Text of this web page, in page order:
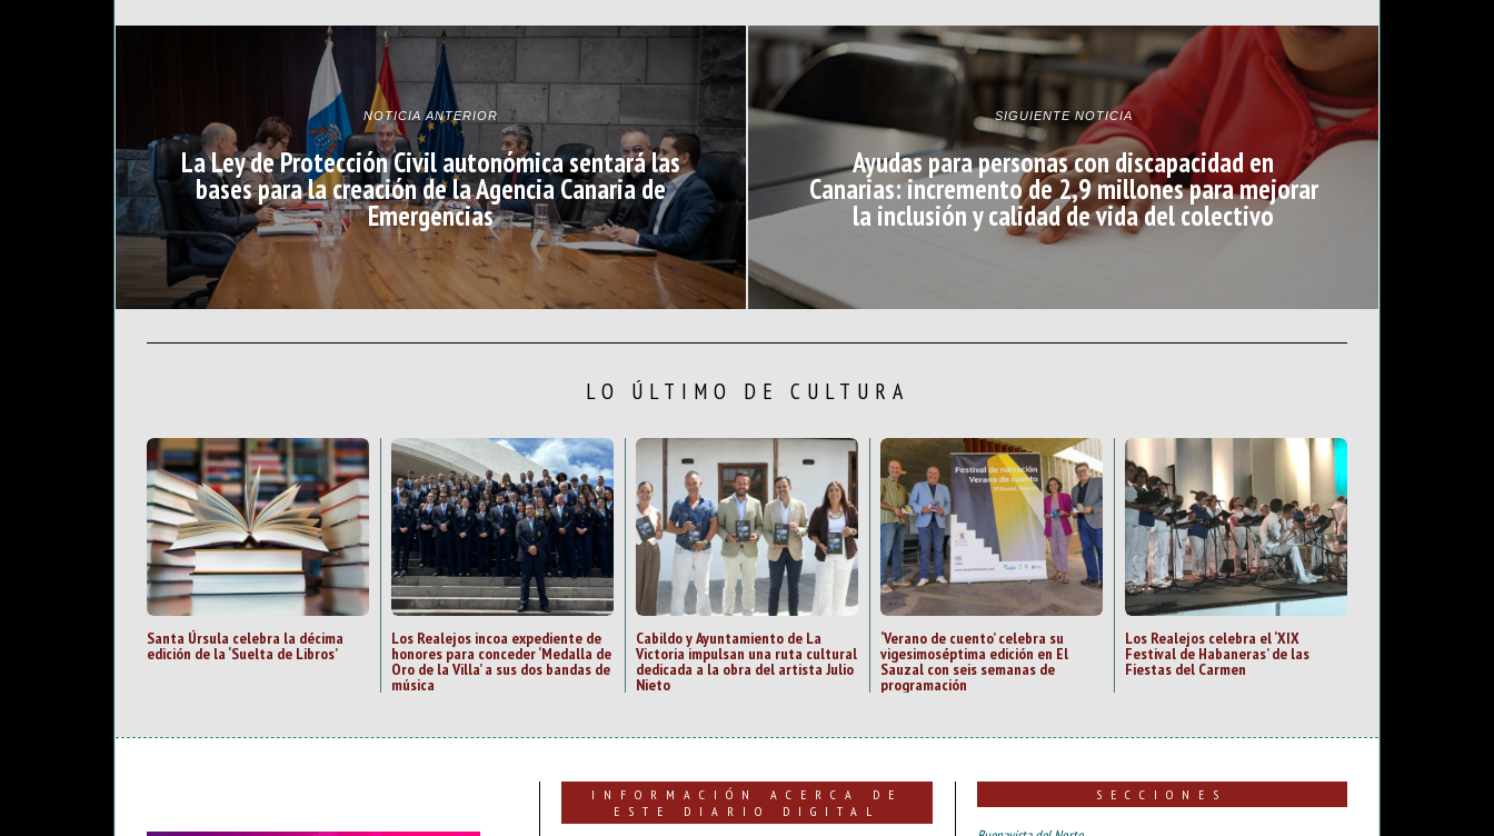
NOTICIA ANTERIOR
La Ley de Protección Civil autonómica sentará las
bases para la creación de la Agencia Canaria de
Emergencias
SIGUIENTE NOTICIA
Ayudas para personas con discapacidad en
Canarias: incremento de 2,9 millones para mejorar
la inclusión y calidad de vida del colectivo
LO ÚLTIMO DE CULTURA
Santa Úrsula celebra la décima
edición de la ‘Suelta de Libros’
Los Realejos incoa expediente de
honores para conceder ‘Medalla de
Oro de la Villa’ a sus dos bandas de
música
Cabildo y Ayuntamiento de La
Victoria impulsan una ruta cultural
dedicada a la obra del artista Julio
Nieto
‘Verano de cuento’ celebra su
vigesimoséptima edición en El
Sauzal con seis semanas de
programación
Los Realejos celebra el ‘XIX
Festival de Habaneras’ de las
Fiestas del Carmen
INFORMACIÓN ACERCA DE
ESTE DIARIO DIGITAL
SECCIONES